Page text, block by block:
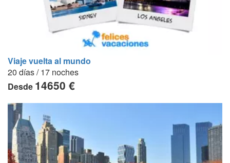
Viaje vuelta al mundo
20 días / 17 noches
Desde 14650 €